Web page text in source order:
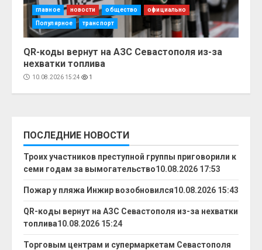
главное новости общество официально
Популярное транспорт
QR-коды вернут на АЗС Севастополя из-за
нехватки топлива
10.08.2026 15:24 1
ПОСЛЕДНИЕ НОВОСТИ
Троих участников преступной группы приговорили к
семи годам за вымогательство10.08.2026 17:53
Пожар у пляжа Инжир возобновился10.08.2026 15:43
QR-коды вернут на АЗС Севастополя из-за нехватки
топлива10.08.2026 15:24
Торговым центрам и супермаркетам Севастополя